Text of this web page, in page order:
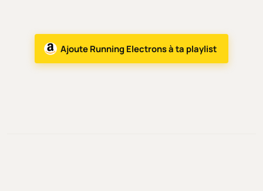
Ajoute Running Electrons à ta playlist